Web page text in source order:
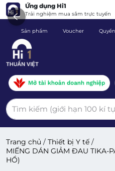
Ứng dụng Hi1
Trải nghiệm mua sắm trực tuyến
Sản phẩm Voucher
Trang chủ / Thiết bị Y tế /
MIẾNG DÁN GIẢM ĐAU TIKA-
HỔ)